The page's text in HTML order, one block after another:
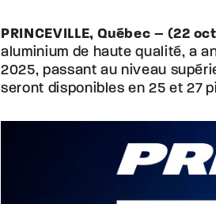
PRINCEVILLE, Québec – (22
aluminium de haute qualité, a
2025, passant au niveau
seront disponibles en 25 et 27